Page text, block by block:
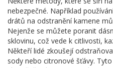
nebezpečné. Například
drátů na odstranění kamene
Nejenže se můžete poranit
sklovinu, což vede k citlivosti,
Někteří lidé zkoušejí
sody nebo citronové šťávy.